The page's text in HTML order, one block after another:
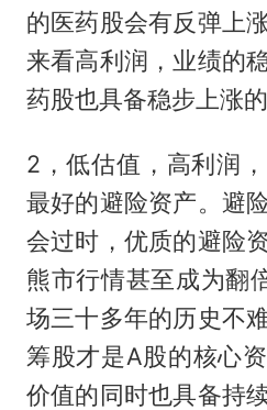
的医药股会有反弹上
来看高利润，业绩的
药股也具备稳步上涨的
2，低估值，高利润
最好的避险资产。避
会过时，优质的避险
熊市行情甚至成为翻
场三十多年的历史不
筹股才是A股的核心
价值的同时也具备持